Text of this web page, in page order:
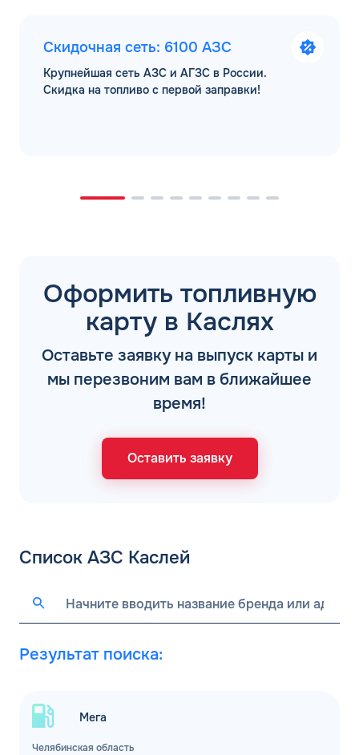
Скидочная сеть: 6100 АЗС
Крупнейшая сеть АЗС и АГЗС в России.
Скидка на топливо с первой заправки!
Оформить топливную
карту в Каслях
Оставьте заявку на выпуск карты и
мы перезвоним вам в ближайшее
время!
Оставить заявку
Список АЗС Каслей
Результат поиска:
Челябинская область
Мега